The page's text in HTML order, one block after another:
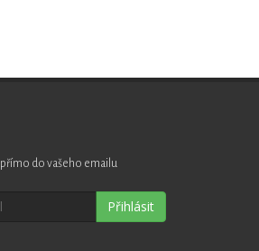
přímo do vašeho emailu
Přihlásit